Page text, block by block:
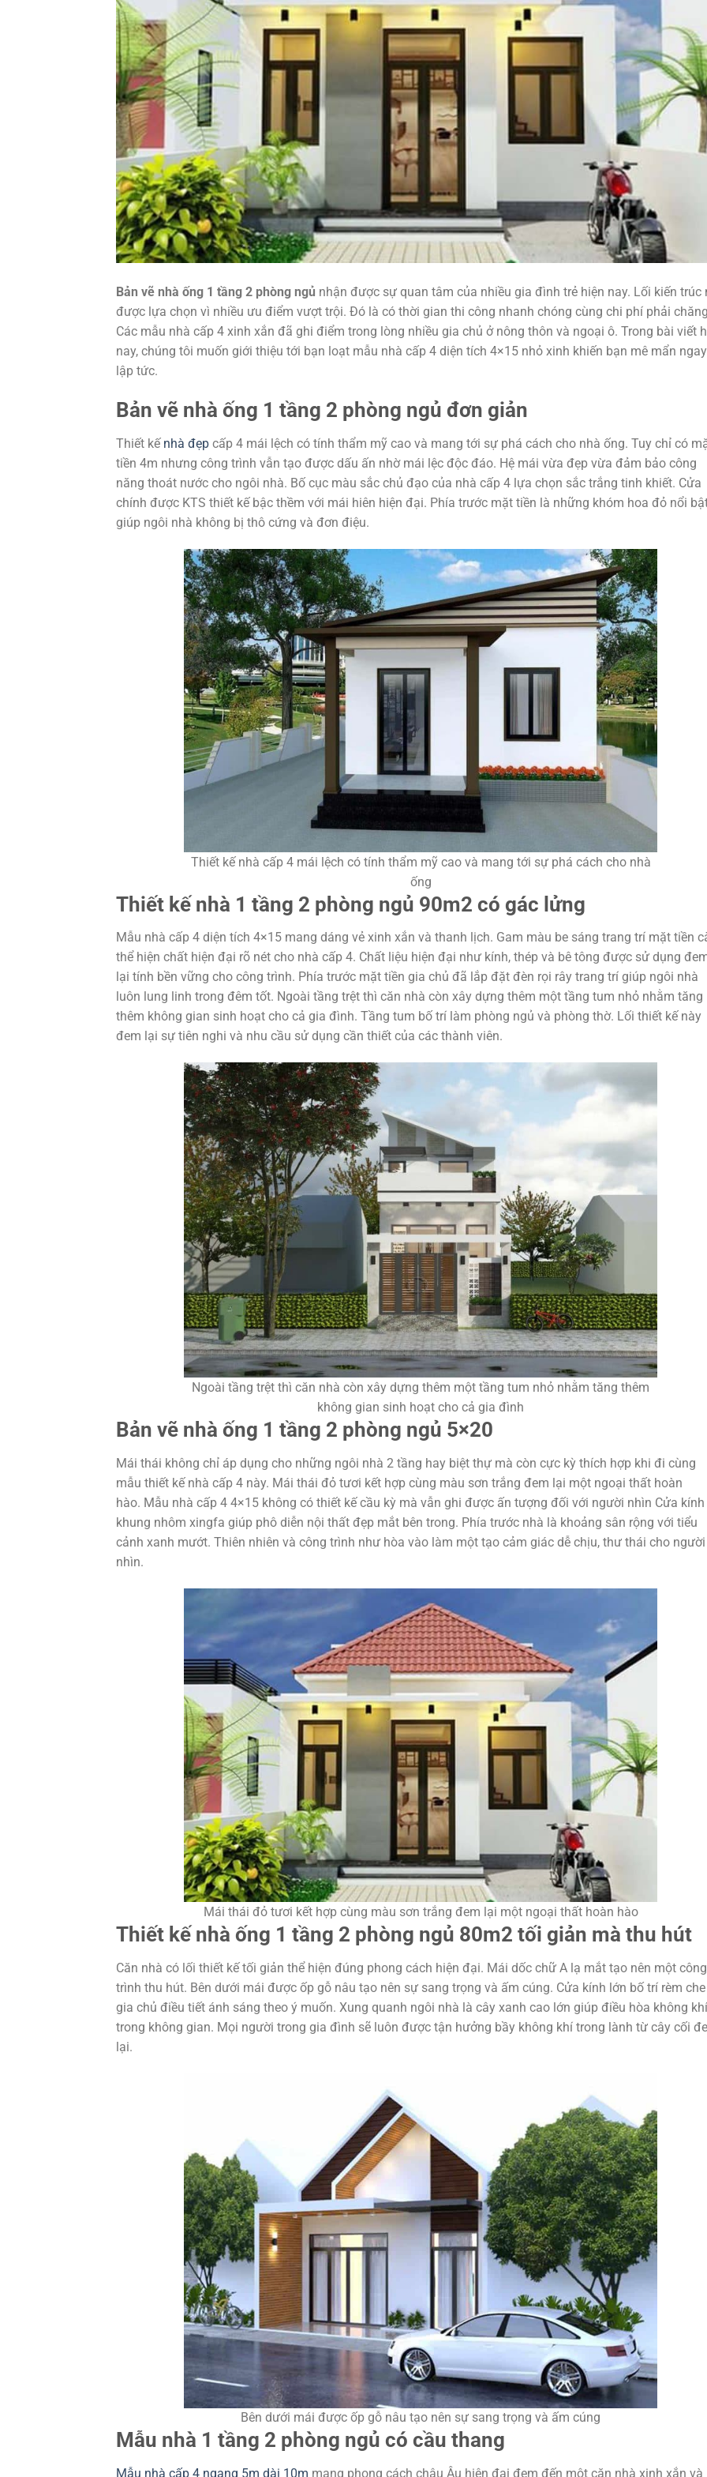
Bản vẽ nhà ống 1 tầng 2 phòng ngủ nhận được sự quan tâm của nhiều gia đình trẻ hiện nay. Lối kiến trúc
được lựa chọn vì nhiều ưu điểm vượt trội. Đó là có thời gian thi công nhanh chóng cùng chi phí phải
Các mẫu nhà cấp 4 xinh xắn đã ghi điểm trong lòng nhiều gia chủ ở nông thôn và ngoại ô. Trong bài viết
nay, chúng tôi muốn giới thiệu tới bạn loạt mẫu nhà cấp 4 diện tích 4×15 nhỏ xinh khiến bạn mê mẩn ngay
lập tức.
Bản vẽ nhà ống 1 tầng 2 phòng ngủ đơn giản
Thiết kế nhà đẹp cấp 4 mái lệch có tính thẩm mỹ cao và mang tới sự phá cách cho nhà ống. Tuy chỉ có
tiền 4m nhưng công trình vẫn tạo được dấu ấn nhờ mái lệc độc đáo. Hệ mái vừa đẹp vừa đảm bảo công
năng thoát nước cho ngôi nhà. Bố cục màu sắc chủ đạo của nhà cấp 4 lựa chọn sắc trắng tinh khiết. Cửa
chính được KTS thiết kế bậc thềm với mái hiên hiện đại. Phía trước mặt tiền là những khóm hoa đỏ nổi
giúp ngôi nhà không bị thô cứng và đơn điệu.
Thiết kế nhà cấp 4 mái lệch có tính thẩm mỹ cao và mang tới sự phá cách cho nhà
ống
Thiết kế nhà 1 tầng 2 phòng ngủ 90m2 có gác lửng
Mẫu nhà cấp 4 diện tích 4×15 mang dáng vẻ xinh xắn và thanh lịch. Gam màu be sáng trang trí mặt tiền
thể hiện chất hiện đại rõ nét cho nhà cấp 4. Chất liệu hiện đại như kính, thép và bê tông được sử dụng
lại tính bền vững cho công trình. Phía trước mặt tiền gia chủ đã lắp đặt đèn rọi rây trang trí giúp ngôi nhà
luôn lung linh trong đêm tốt. Ngoài tầng trệt thì căn nhà còn xây dựng thêm một tầng tum nhỏ nhằm tăng
thêm không gian sinh hoạt cho cả gia đình. Tầng tum bố trí làm phòng ngủ và phòng thờ. Lối thiết kế này
đem lại sự tiên nghi và nhu cầu sử dụng cần thiết của các thành viên.
Ngoài tầng trệt thì căn nhà còn xây dựng thêm một tầng tum nhỏ nhằm tăng thêm
không gian sinh hoạt cho cả gia đình
Bản vẽ nhà ống 1 tầng 2 phòng ngủ 5×20
Mái thái không chỉ áp dụng cho những ngôi nhà 2 tầng hay biệt thự mà còn cực kỳ thích hợp khi đi cùng
mẫu thiết kế nhà cấp 4 này. Mái thái đỏ tươi kết hợp cùng màu sơn trắng đem lại một ngoại thất hoàn
hào. Mẫu nhà cấp 4 4×15 không có thiết kế cầu kỳ mà vẫn ghi được ấn tượng đối với người nhìn Cửa kính
khung nhôm xingfa giúp phô diễn nội thất đẹp mắt bên trong. Phía trước nhà là khoảng sân rộng với tiểu
cảnh xanh mướt. Thiên nhiên và công trình như hòa vào làm một tạo cảm giác dễ chịu, thư thái cho người
nhìn.
Mái thái đỏ tươi kết hợp cùng màu sơn trắng đem lại một ngoại thất hoàn hào
Thiết kế nhà ống 1 tầng 2 phòng ngủ 80m2 tối giản mà thu hút
Căn nhà có lối thiết kế tối giản thể hiện đúng phong cách hiện đại. Mái dốc chữ A lạ mắt tạo nên một công
trình thu hút. Bên dưới mái được ốp gỗ nâu tạo nên sự sang trọng và ấm cúng. Cửa kính lớn bố trí rèm
gia chủ điều tiết ánh sáng theo ý muốn. Xung quanh ngôi nhà là cây xanh cao lớn giúp điều hòa không khí
trong không gian. Mọi người trong gia đình sẽ luôn được tận hưởng bầy không khí trong lành từ cây cối
lại.
Bên dưới mái được ốp gỗ nâu tạo nên sự sang trọng và ấm cúng
Mẫu nhà 1 tầng 2 phòng ngủ có cầu thang
Mẫu nhà cấp 4 ngang 5m dài 10m mang phong cách châu Âu hiện đại đem đến một căn nhà xinh xắn và